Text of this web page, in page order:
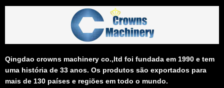
Qingdao crowns machinery co.,ltd foi fundada em 1990 e tem
uma história de 33 anos. Os produtos são exportados para
mais de 130 países e regiões em todo o mundo.